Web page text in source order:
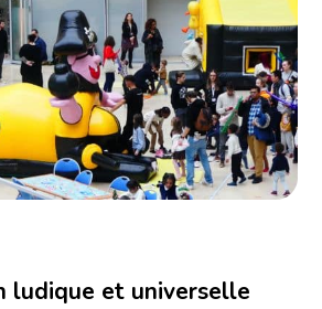
ludique et universelle